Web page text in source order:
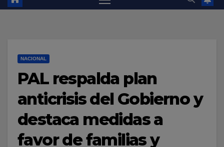
NACIONAL
PAL respalda plan
anticrisis del Gobierno y
destaca medidas a
favor de familias y